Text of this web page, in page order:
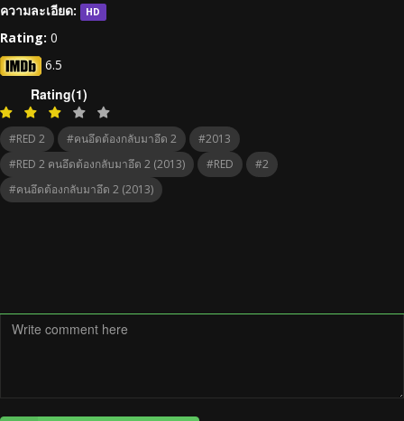
ความละเอียด:
HD
Rating: 0
6.5
Rating(1)
#RED 2 #คนอึดต้องกลับมาอึด 2
#2013
#RED 2 คนอึดต้องกลับมาอึด 2 (2013)
#RED
#2
#คนอึดต้องกลับมาอึด 2 (2013)